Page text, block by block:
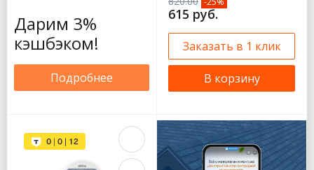
Дарим 3%
кэшбэком!
Подробнее
615 руб.
Заказать в 1 клик
В корзину